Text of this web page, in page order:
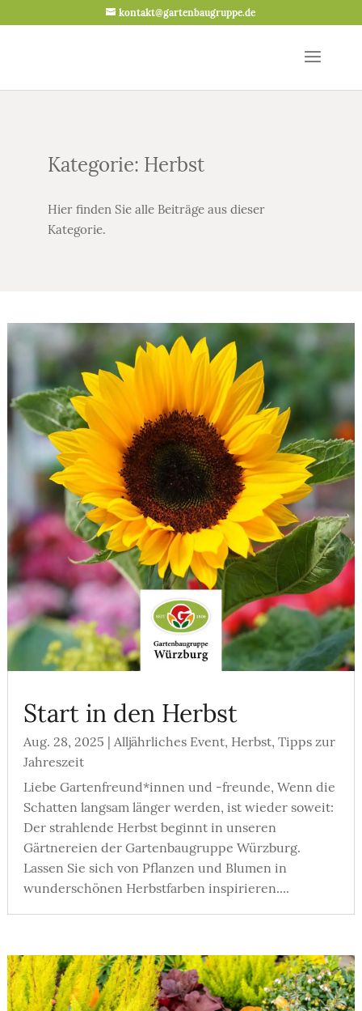
kontakt@gartenbaugruppe.de
Kategorie: Herbst
Hier finden Sie alle Beiträge aus dieser
Kategorie.
Start in den Herbst
Aug. 28, 2025 | Alljährliches Event, Herbst, Tipps zur
Jahreszeit
Liebe Gartenfreund*innen und -freunde, Wenn die
Schatten langsam länger werden, ist wieder soweit:
Der strahlende Herbst beginnt in unseren
Gärtnereien der Gartenbaugruppe Würzburg.
Lassen Sie sich von Pflanzen und Blumen in
wunderschönen Herbstfarben inspirieren....